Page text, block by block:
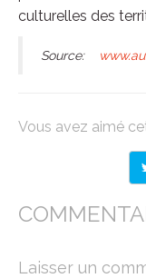
culturelles des
Source:
Vous avez aimé
Laisser un